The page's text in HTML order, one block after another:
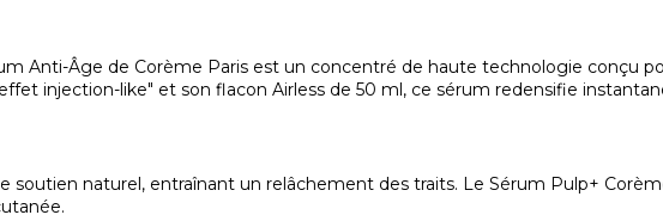
Anti-Âge de Corème Paris est un concentré de haute technologie conçu
injection-like" et son flacon Airless de 50 ml, ce sérum redensifie
soutien naturel, entraînant un relâchement des traits. Le Sérum Pulp+